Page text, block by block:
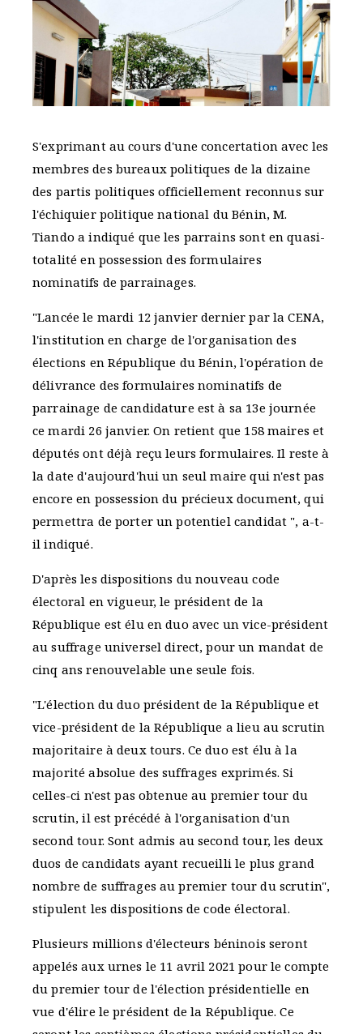
S'exprimant au cours d'une concertation avec les
membres des bureaux politiques de la dizaine
des partis politiques officiellement reconnus sur
l'échiquier politique national du Bénin, M.
Tiando a indiqué que les parrains sont en quasi-
totalité en possession des formulaires
nominatifs de parrainages.
"Lancée le mardi 12 janvier dernier par la CENA,
l'institution en charge de l'organisation des
élections en République du Bénin, l'opération de
délivrance des formulaires nominatifs de
parrainage de candidature est à sa 13e journée
ce mardi 26 janvier. On retient que 158 maires et
députés ont déjà reçu leurs formulaires. Il reste à
la date d'aujourd'hui un seul maire qui n'est pas
encore en possession du précieux document, qui
permettra de porter un potentiel candidat ", a-t-
il indiqué.
D'après les dispositions du nouveau code
électoral en vigueur, le président de la
République est élu en duo avec un vice-président
au suffrage universel direct, pour un mandat de
cinq ans renouvelable une seule fois.
"L'élection du duo président de la République et
vice-président de la République a lieu au scrutin
majoritaire à deux tours. Ce duo est élu à la
majorité absolue des suffrages exprimés. Si
celles-ci n'est pas obtenue au premier tour du
scrutin, il est précédé à l'organisation d'un
second tour. Sont admis au second tour, les deux
duos de candidats ayant recueilli le plus grand
nombre de suffrages au premier tour du scrutin",
stipulent les dispositions de code électoral.
Plusieurs millions d'électeurs béninois seront
appelés aux urnes le 11 avril 2021 pour le compte
du premier tour de l'élection présidentielle en
vue d'élire le président de la République. Ce